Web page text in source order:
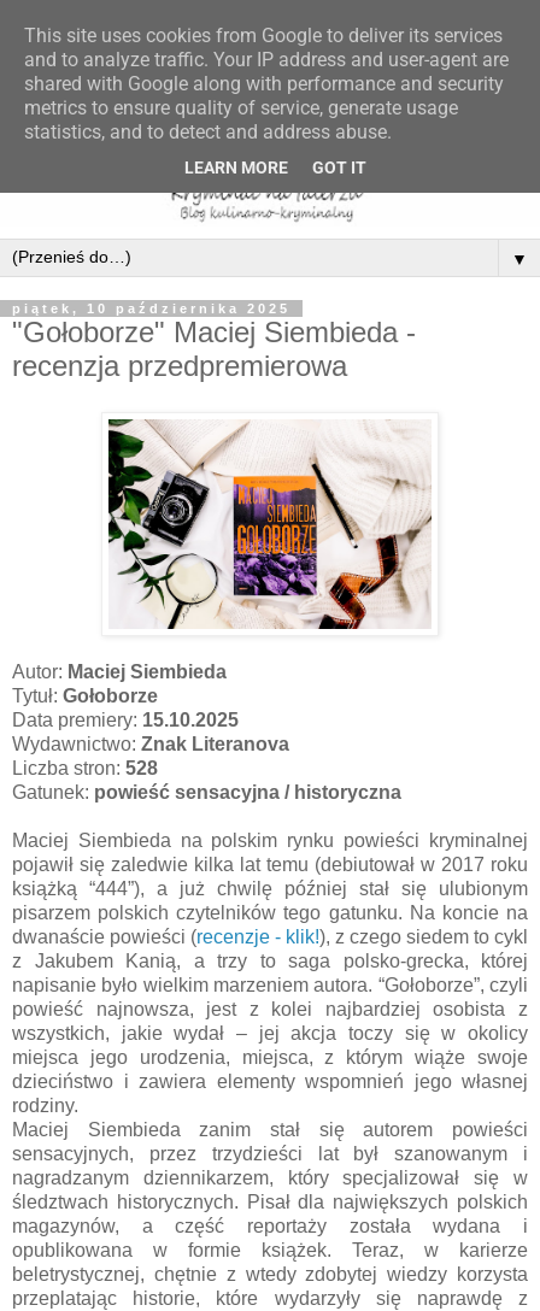
▼
piątek, 10 października 2025
"Gołoborze" Maciej Siembieda -
recenzja przedpremierowa
Autor: Maciej Siembieda
Tytuł: Gołoborze
Data premiery: 15.10.2025
Wydawnictwo: Znak Literanova
Liczba stron: 528
Gatunek: powieść sensacyjna / historyczna
Maciej Siembieda na polskim rynku powieści kryminalnej
pojawił się zaledwie kilka lat temu (debiutował w 2017 roku
książką “444”), a już chwilę później stał się ulubionym
pisarzem polskich czytelników tego gatunku. Na koncie na
dwanaście powieści (recenzje - klik!), z czego siedem to cykl
z Jakubem Kanią, a trzy to saga polsko-grecka, której
napisanie było wielkim marzeniem autora. “Gołoborze”, czyli
powieść najnowsza, jest z kolei najbardziej osobista z
wszystkich, jakie wydał – jej akcja toczy się w okolicy
miejsca jego urodzenia, miejsca, z którym wiąże swoje
dzieciństwo i zawiera elementy wspomnień jego własnej
rodziny.
Maciej Siembieda zanim stał się autorem powieści
sensacyjnych, przez trzydzieści lat był szanowanym i
nagradzanym dziennikarzem, który specjalizował się w
śledztwach historycznych. Pisał dla największych polskich
magazynów, a część reportaży została wydana i
opublikowana w formie książek. Teraz, w karierze
beletrystycznej, chętnie z wtedy zdobytej wiedzy korzysta
przeplatając historie, które wydarzyły się naprawdę z
This site uses cookies from Google to deliver its services
and to analyze traffic. Your IP address and user-agent are
shared with Google along with performance and security
metrics to ensure quality of service, generate usage
statistics, and to detect and address abuse.
LEARN MORE GOT IT